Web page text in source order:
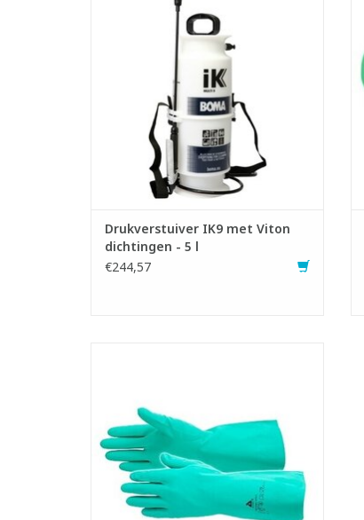
- Voorzien van zuur- en
oplosmiddelbestendige Viton dichtingen
en verstelbare lans in glasfiber.
TOEVOEGEN AAN WINKELWAGEN
Drukverstuiver IK9 met Viton
dichtingen - 5 l
€244,57
- Slijtvast en prikbestendig
- Goede grip door diamantprofiel op de
palm
- Goede chemische weerstand tegen
petroleumderivaten en solventen
- Geschikt vo